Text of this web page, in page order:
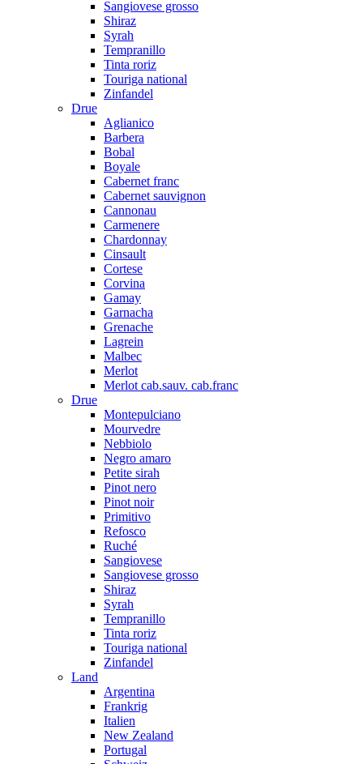
Sangiovese grosso
Shiraz
Syrah
Tempranillo
Tinta roriz
Touriga national
Zinfandel
Drue
Aglianico
Barbera
Bobal
Boyale
Cabernet franc
Cabernet sauvignon
Cannonau
Carmenere
Chardonnay
Cinsault
Cortese
Corvina
Gamay
Garnacha
Grenache
Lagrein
Malbec
Merlot
Merlot cab.sauv. cab.franc
Drue
Montepulciano
Mourvedre
Nebbiolo
Negro amaro
Petite sirah
Pinot nero
Pinot noir
Primitivo
Refosco
Ruché
Sangiovese
Sangiovese grosso
Shiraz
Syrah
Tempranillo
Tinta roriz
Touriga national
Zinfandel
Land
Argentina
Frankrig
Italien
New Zealand
Portugal